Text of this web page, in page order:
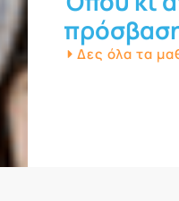
Δες όλα τα